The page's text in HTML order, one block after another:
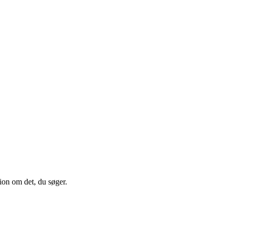
om det, du søger.